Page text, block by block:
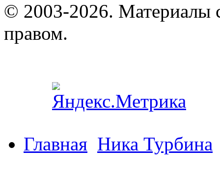
© 2003-2026. Материалы
правом.
Главная Ника Турбина